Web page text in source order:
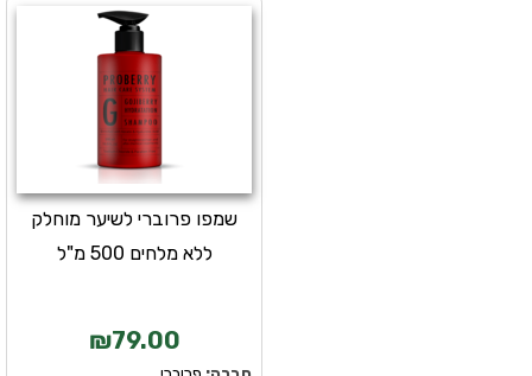
שמפו פרוברי לשיער מוחלק
ללא מלחים 500 מ"ל
₪79.00